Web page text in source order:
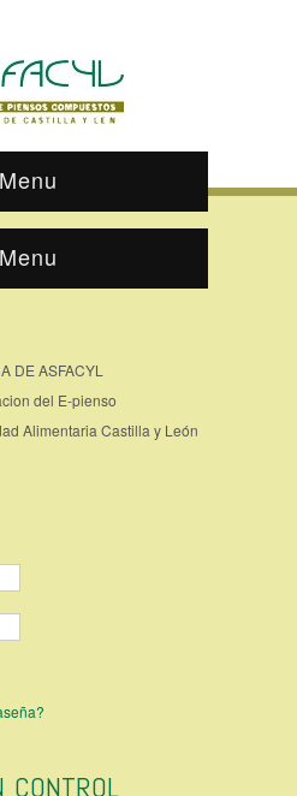
Menu
Menu
DE ASFACYL
del E-pienso
Alimentaria Castilla y León
CONTROL